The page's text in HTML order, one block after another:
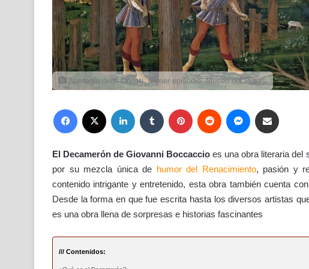
Nastagio degli Onesti, primer episodio. Museo del Prado.
Facebook LinkedIn Tumblr Pinterest Reddit Messenger
El Decamerón de Giovanni Boccaccio es una obra literaria del
por su mezcla única de humor del Renacimiento, pasión y
contenido intrigante y entretenido, esta obra también cuenta
Desde la forma en que fue escrita hasta los diversos artistas
es una obra llena de sorpresas e historias fascinantes
/// Contenidos: